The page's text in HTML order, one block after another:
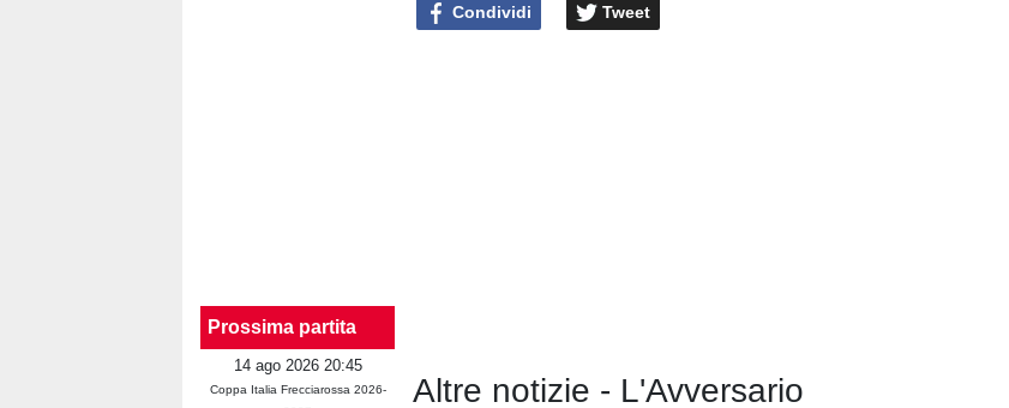
Prossima partita
14 ago 2026 20:45
Coppa Italia Frecciarossa 2026-
Condividi Tweet
Altre notizie - L'Avversario